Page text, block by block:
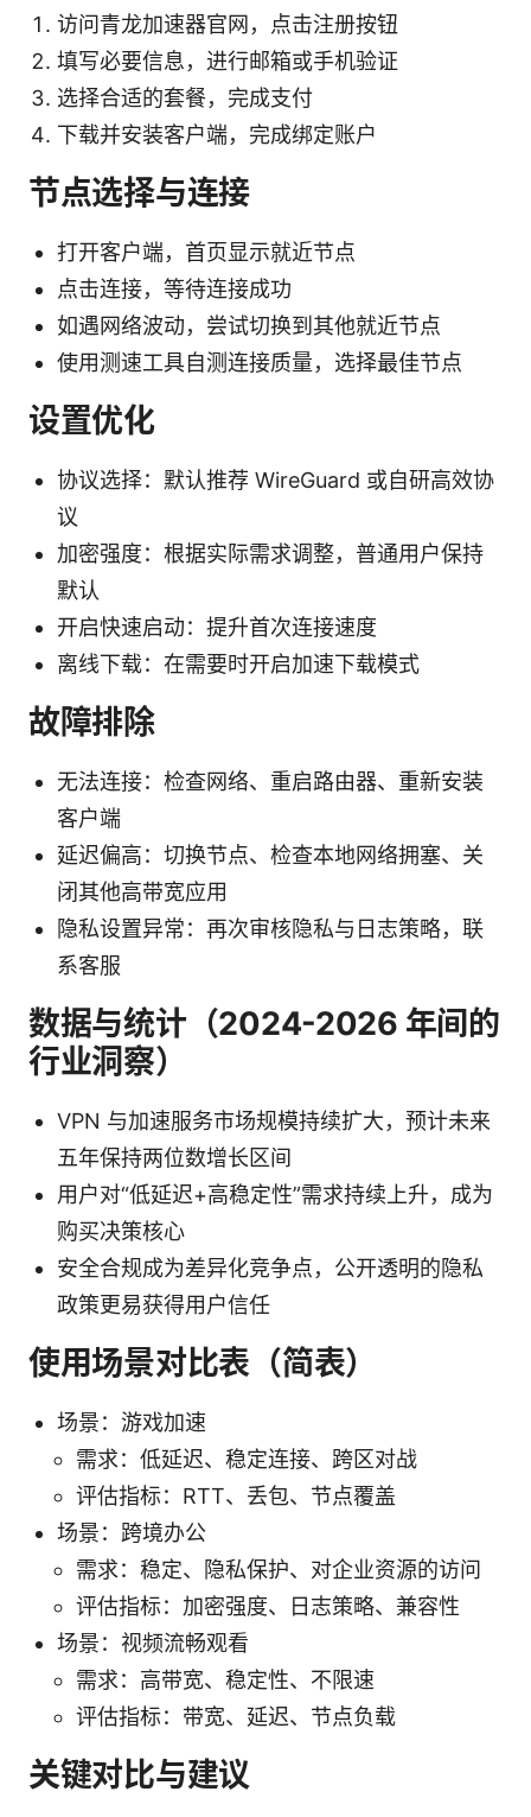
访问青龙加速器官网，点击注册按钮
填写必要信息，进行邮箱或手机验证
选择合适的套餐，完成支付
下载并安装客户端，完成绑定账户
节点选择与连接
打开客户端，首页显示就近节点
点击连接，等待连接成功
如遇网络波动，尝试切换到其他就近节点
使用测速工具自测连接质量，选择最佳节点
设置优化
协议选择：默认推荐 WireGuard 或自研高效协
议
加密强度：根据实际需求调整，普通用户保持
默认
开启快速启动：提升首次连接速度
离线下载：在需要时开启加速下载模式
故障排除
无法连接：检查网络、重启路由器、重新安装
客户端
延迟偏高：切换节点、检查本地网络拥塞、关
闭其他高带宽应用
隐私设置异常：再次审核隐私与日志策略，联
系客服
数据与统计（2024-2026 年间的
行业洞察）
VPN 与加速服务市场规模持续扩大，预计未来
五年保持两位数增长区间
用户对“低延迟+高稳定性”需求持续上升，成为
购买决策核心
安全合规成为差异化竞争点，公开透明的隐私
政策更易获得用户信任
使用场景对比表（简表）
场景：游戏加速
需求：低延迟、稳定连接、跨区对战
评估指标：RTT、丢包、节点覆盖
场景：跨境办公
需求：稳定、隐私保护、对企业资源的访问
评估指标：加密强度、日志策略、兼容性
场景：视频流畅观看
需求：高带宽、稳定性、不限速
评估指标：带宽、延迟、节点负载
关键对比与建议